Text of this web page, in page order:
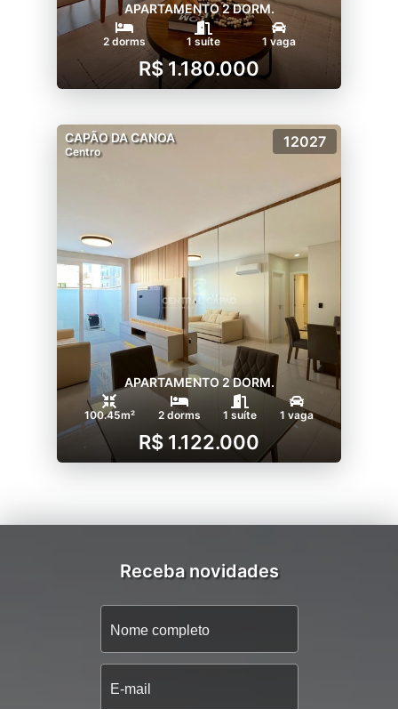
APARTAMENTO 2 DORM.
2 dorms 1 suíte 1 vaga
R$ 1.180.000
CAPÃO DA CANOA
Centro
12027
APARTAMENTO 2 DORM.
100.45m² 2 dorms 1 suíte 1 vaga
R$ 1.122.000
Receba novidades